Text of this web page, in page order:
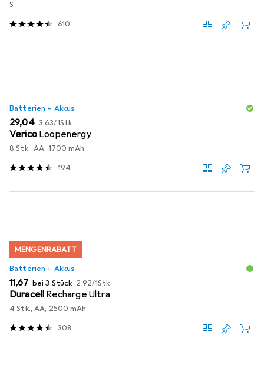
S
610
Batterien + Akkus
EUR
29,04 EUR
3,63/1Stk.
Verico Loopenergy
8 Stk., AA, 1700 mAh
194
MENGENRABATT
Batterien + Akkus
EUR
11,67 bei 3 Stück EUR
2,92/1Stk.
Duracell Recharge Ultra
4 Stk., AA, 2500 mAh
308